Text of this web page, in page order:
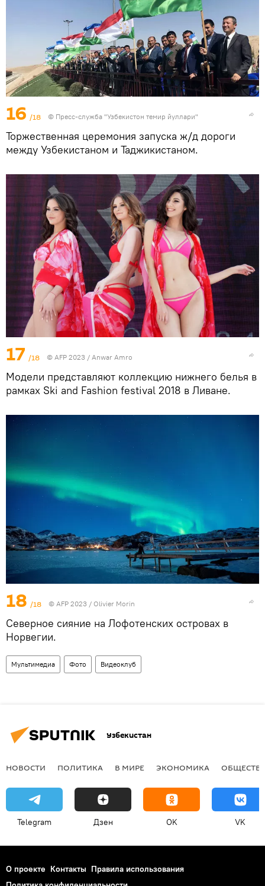
16 /18 © Пресс-служба "Узбекистон темир йуллари"
Торжественная церемония запуска ж/д дороги
между Узбекистаном и Таджикистаном.
17 /18 © AFP 2023 / Anwar Amro
Модели представляют коллекцию нижнего белья в
рамках Ski and Fashion festival 2018 в Ливане.
18 /18 © AFP 2023 / Olivier Morin
Северное сияние на Лофотенских островах в
Норвегии.
Мультимедиа Фото Видеоклуб
Узбекистан
НОВОСТИ ПОЛИТИКА В МИРЕ ЭКОНОМИКА
Telegram Дзен OK VK
О проекте Контакты Правила использования